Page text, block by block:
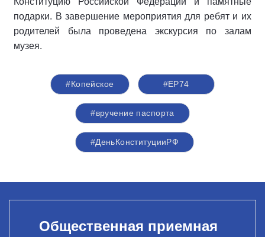
подарки. В завершение мероприятия для ребят и их
родителей была проведена экскурсия по залам
музея.
#Копейское #ЕР74
#вручение паспорта
#ДеньКонституцииРФ
Общественная приемная